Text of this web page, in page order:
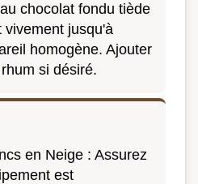
chocolat fondu tiède
vivement jusqu'à
homogène. Ajouter
si désiré.
en Neige : Assurez
est